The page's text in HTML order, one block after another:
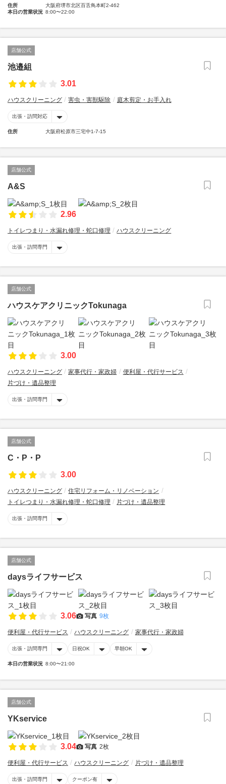
住所
大阪府堺市北区百舌鳥本町2-462
本日の営業状況 8:00〜22:00
店舗公式
池邉組
3.01
ハウスクリーニング 害虫・害獣駆除 庭木剪定・お手入れ
出張・訪問対応
住所 大阪府松原市三宅中1-7-15
店舗公式
A&S
2.96
トイレつまり・水漏れ修理・蛇口修理 ハウスクリーニング
出張・訪問専門
店舗公式
ハウスケアクリニックTokunaga
3.00
ハウスクリーニング 家事代行・家政婦
便利屋・代行サービス
片づけ・遺品整理
出張・訪問専門
店舗公式
C・P・P
3.00
ハウスクリーニング
住宅リフォーム・リノベーション
トイレつまり・水漏れ修理・蛇口修理
片づけ・遺品整理
出張・訪問専門
店舗公式
daysライフサービス
3.06 写真 9枚
便利屋・代行サービス ハウスクリーニング 家事代行・家政婦
出張・訪問専門 日祝OK 早朝OK
本日の営業状況 8:00〜21:00
店舗公式
YKservice
3.04 写真 2枚
便利屋・代行サービス ハウスクリーニング 片づけ・遺品整理
出張・訪問専門 クーポン有